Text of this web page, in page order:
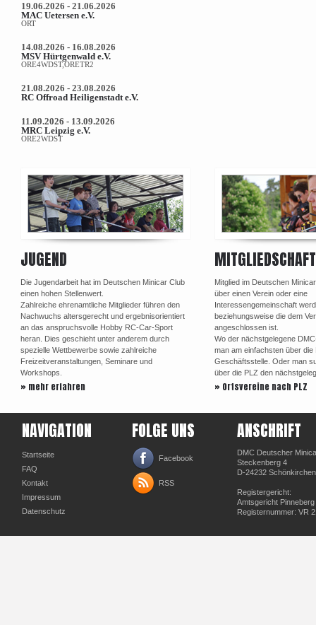
19.06.2026 - 21.06.2026
MAC Uetersen e.V.
ORT
14.08.2026 - 16.08.2026
MSV Hürtgenwald e.V.
ORE4WDST,ORETR2
21.08.2026 - 23.08.2026
RC Offroad Heiligenstadt e.V.
11.09.2026 - 13.09.2026
MRC Leipzig e.V.
ORE2WDST
JUGEND
Die Jugendarbeit hat im Deutschen Minicar Club
einen hohen Stellenwert.
Zahlreiche ehrenamtliche Mitglieder führen den
Nachwuchs altersgerecht und ergebnisorientiert
an das anspruchsvolle Hobby RC-Car-Sport
heran. Dies geschieht unter anderem durch
spezielle Wettbewerbe sowie zahlreiche
Freizeitveranstaltungen, Seminare und
Workshops.
» mehr erfahren
MITGLIEDSCHAFT
Mitglied im Deutschen
über einen Verein oder eine
Interessengemeinschaft
beziehungsweise die dem
angeschlossen ist.
Wo der nächstgelegene
man am einfachsten über die
Geschäftsstelle. Oder man
über die PLZ den
» Ortsvereine nach PLZ
NAVIGATION
Startseite
FAQ
Kontakt
Impressum
Datenschutz
FOLGE UNS
Facebook
RSS
ANSCHRIFT
DMC Deutscher
Steckenberg 4
D-24232 Schönkirchen
Registergericht:
Amtsgericht Pinneberg
Registernummer: VR